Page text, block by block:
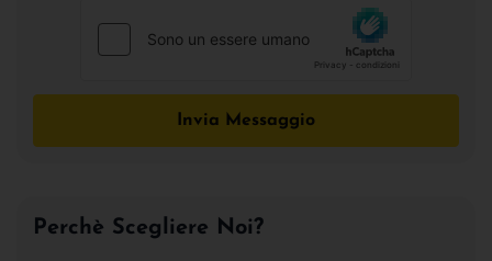
Invia Messaggio
Perchè Scegliere Noi?